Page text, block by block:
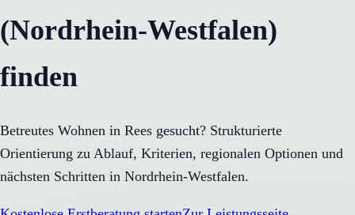
(Nordrhein-Westfalen)
finden
Betreutes Wohnen in Rees gesucht? Strukturierte
Orientierung zu Ablauf, Kriterien, regionalen Optionen und
nächsten Schritten in Nordrhein-Westfalen.